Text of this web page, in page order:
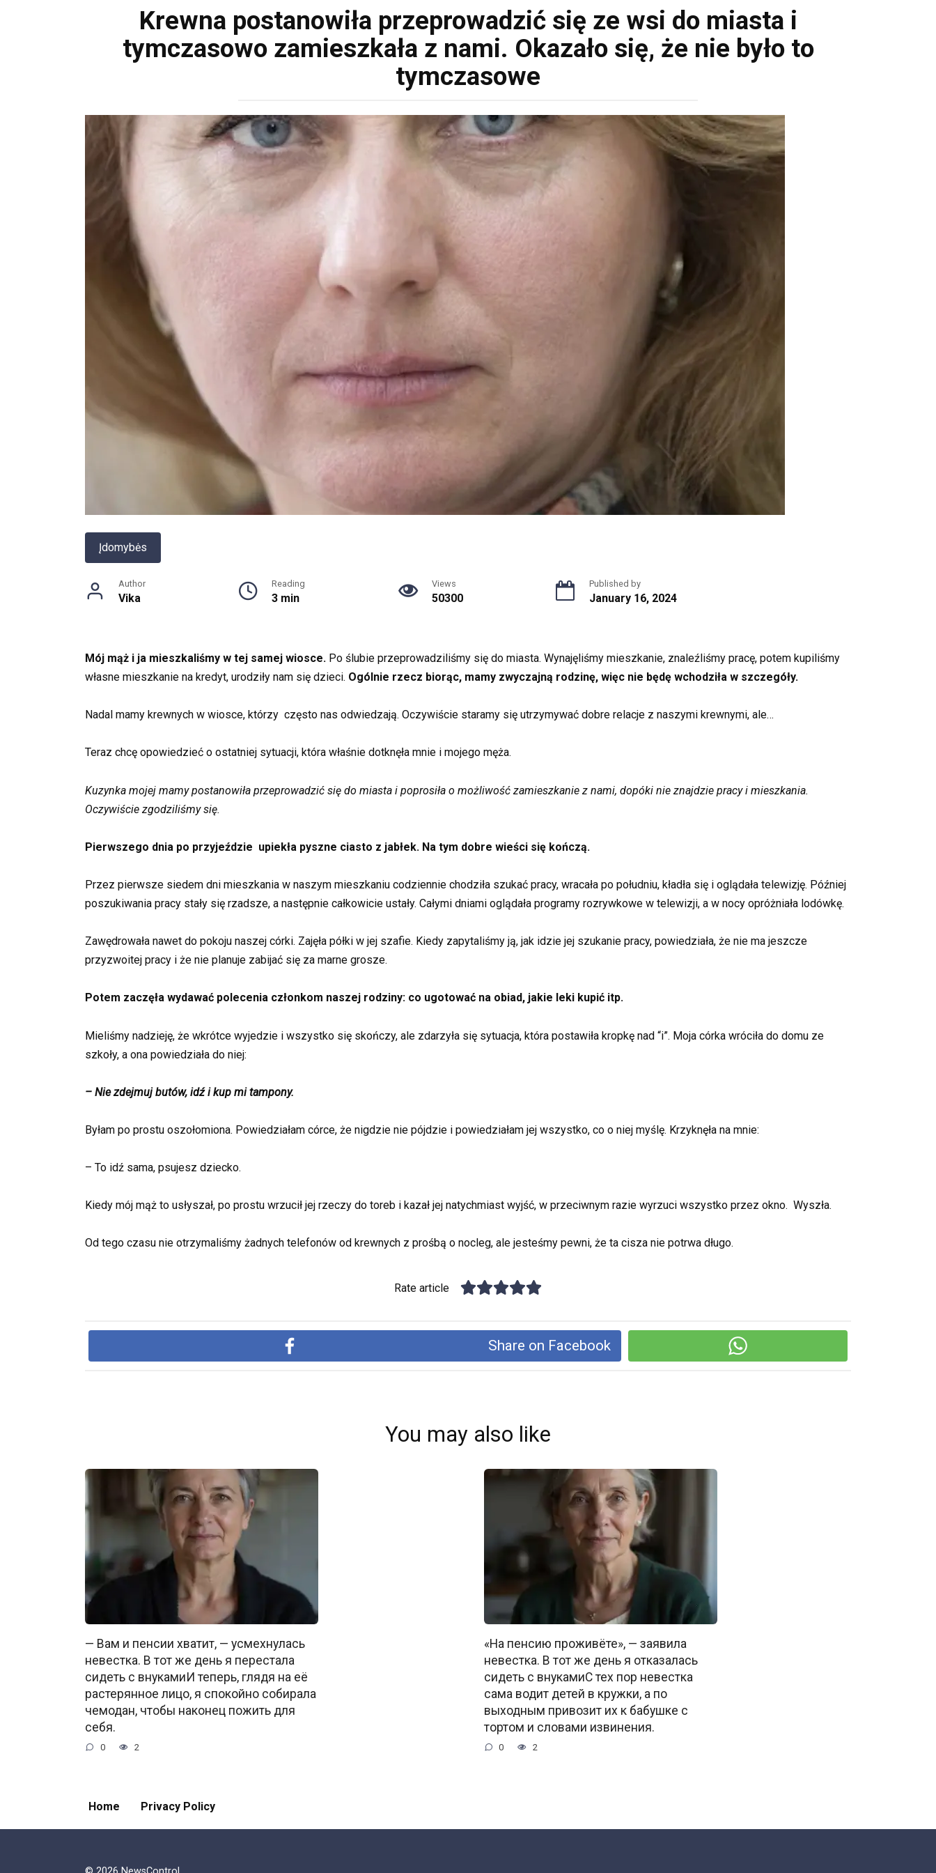
Krewna postanowiła przeprowadzić się ze wsi do miasta i
tymczasowo zamieszkała z nami. Okazało się, że nie było to
tymczasowe
Įdomybės
Author
Vika
Reading
3 min
Views
50300
Published by
January 16, 2024
Mój mąż i ja mieszkaliśmy w tej samej wiosce. Po ślubie przeprowadziliśmy się do miasta. Wynajęliśmy mieszkanie, znaleźliśmy pracę, potem kupiliśmy
własne mieszkanie na kredyt, urodziły nam się dzieci. Ogólnie rzecz biorąc, mamy zwyczajną rodzinę, więc nie będę wchodziła w szczegóły.
Nadal mamy krewnych w wiosce, którzy często nas odwiedzają. Oczywiście staramy się utrzymywać dobre relacje z naszymi krewnymi, ale…
Teraz chcę opowiedzieć o ostatniej sytuacji, która właśnie dotknęła mnie i mojego męża.
Kuzynka mojej mamy postanowiła przeprowadzić się do miasta i poprosiła o możliwość zamieszkanie z nami, dopóki nie znajdzie pracy i mieszkania.
Oczywiście zgodziliśmy się.
Pierwszego dnia po przyjeździe upiekła pyszne ciasto z jabłek. Na tym dobre wieści się kończą.
Przez pierwsze siedem dni mieszkania w naszym mieszkaniu codziennie chodziła szukać pracy, wracała po południu, kładła się i oglądała telewizję. Później
poszukiwania pracy stały się rzadsze, a następnie całkowicie ustały. Całymi dniami oglądała programy rozrywkowe w telewizji, a w nocy opróżniała lodówkę.
Zawędrowała nawet do pokoju naszej córki. Zajęła półki w jej szafie. Kiedy zapytaliśmy ją, jak idzie jej szukanie pracy, powiedziała, że nie ma jeszcze
przyzwoitej pracy i że nie planuje zabijać się za marne grosze.
Potem zaczęła wydawać polecenia członkom naszej rodziny: co ugotować na obiad, jakie leki kupić itp.
Mieliśmy nadzieję, że wkrótce wyjedzie i wszystko się skończy, ale zdarzyła się sytuacja, która postawiła kropkę nad “i”. Moja córka wróciła do domu ze
szkoły, a ona powiedziała do niej:
– Nie zdejmuj butów, idź i kup mi tampony.
Byłam po prostu oszołomiona. Powiedziałam córce, że nigdzie nie pójdzie i powiedziałam jej wszystko, co o niej myślę. Krzyknęła na mnie:
– To idź sama, psujesz dziecko.
Kiedy mój mąż to usłyszał, po prostu wrzucił jej rzeczy do toreb i kazał jej natychmiast wyjść, w przeciwnym razie wyrzuci wszystko przez okno. Wyszła.
Od tego czasu nie otrzymaliśmy żadnych telefonów od krewnych z prośbą o nocleg, ale jesteśmy pewni, że ta cisza nie potrwa długo.
Rate article
Share on Facebook
You may also like
— Вам и пенсии хватит, — усмехнулась
невестка. В тот же день я перестала
сидеть с внукамиИ теперь, глядя на её
растерянное лицо, я спокойно собирала
чемодан, чтобы наконец пожить для
себя.
0 2
«На пенсию проживёте», — заявила
невестка. В тот же день я отказалась
сидеть с внукамиС тех пор невестка
сама водит детей в кружки, а по
выходным привозит их к бабушке с
тортом и словами извинения.
0 2
Home Privacy Policy